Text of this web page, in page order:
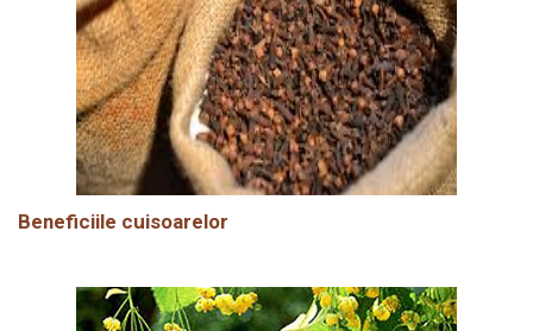
Beneficiile cuisoarelor